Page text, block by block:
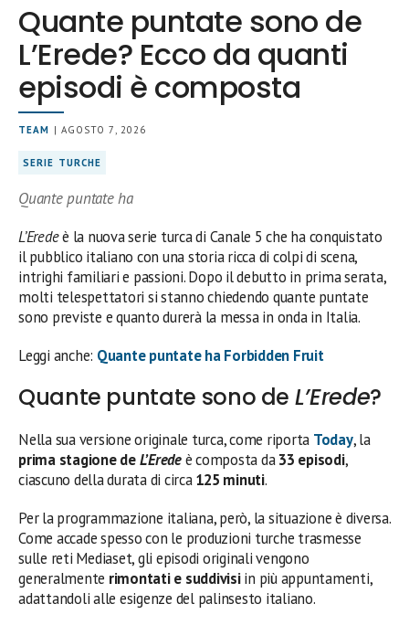
Quante puntate sono de
L’Erede? Ecco da quanti
episodi è composta
TEAM | AGOSTO 7, 2026
SERIE TURCHE
Quante puntate ha
L’Eredeè la nuova serie turca di Canale 5 che ha conquistato
il pubblico italiano con una storia ricca di colpi di scena,
intrighi familiari e passioni. Dopo il debutto in prima serata,
molti telespettatori si stanno chiedendo quante puntate
sono previste e quanto durerà la messa in onda in Italia.
Leggi anche: Quante puntate ha Forbidden Fruit
Quante puntate sono de L’Erede?
Nella sua versione originale turca, come riporta Today, la
prima stagione deL’Eredeè composta da33 episodi,
ciascuno della durata di circa125 minuti.
Per la programmazione italiana, però, la situazione è diversa.
Come accade spesso con le produzioni turche trasmesse
sulle reti Mediaset, gli episodi originali vengono
generalmente rimontati e suddivisiin più appuntamenti,
adattandoli alle esigenze del palinsesto italiano.